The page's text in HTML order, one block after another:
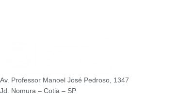
Av. Professor Manoel José Pedroso, 1347
Jd. Nomura – Cotia – SP